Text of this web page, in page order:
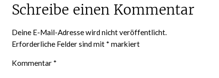
Schreibe einen Kommentar
Deine E-Mail-Adresse wird nicht veröffentlicht.
Erforderliche Felder sind mit * markiert
Kommentar *